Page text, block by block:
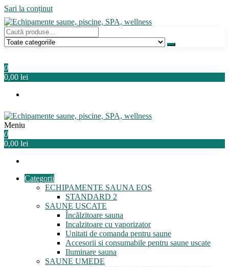
Sari la conținut
Echipamente saune, piscine, SPA, wellness
Relaxeaza-te!
0
0,00 lei
Echipamente saune, piscine, SPA, wellness
Relaxeaza-te!
Meniu
0
0,00 lei
Categorii
ECHIPAMENTE SAUNA EOS
STANDARD 2
SAUNE USCATE
Încălzitoare sauna
Incalzitoare cu vaporizator
Unitati de comanda pentru saune
Accesorii si consumabile pentru saune uscate
Iluminare sauna
SAUNE UMEDE